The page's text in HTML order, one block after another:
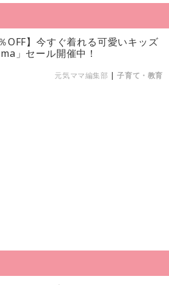
OFF】今すぐ着れる可愛いキッズ
」セール開催中！
元気ママ編集部 |子育て・教育